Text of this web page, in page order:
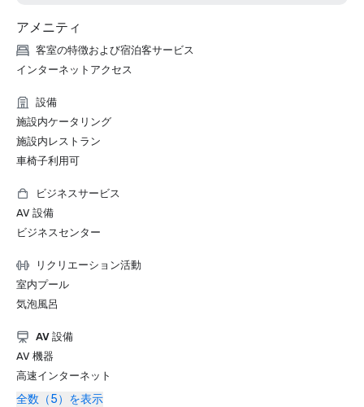
アメニティ
客室の特徴および宿泊客サービス
インターネットアクセス
設備
施設内ケータリング
施設内レストラン
車椅子利用可
ビジネスサービス
AV 設備
ビジネスセンター
リクリエーション活動
室内プール
気泡風呂
AV 設備
AV 機器
高速インターネット
全数（5）を表示